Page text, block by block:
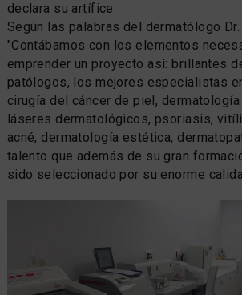
declara su artífice.
Según las palabras del dermatólogo
"Contábamos con los elementos
emprender un proyecto así: brillantes
patólogos, los mejores especialistas
cirugía del cáncer de piel,
láseres dermatológicos, psoriasis,
acné, dermatología estética,
talento que además de su gran
sido seleccionado por su enorme